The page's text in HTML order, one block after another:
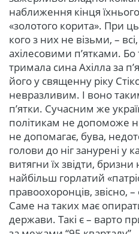
наближення кінця
«золотого корита». При
кого з них не візьми, –
ахілесовими п’ятками.
тримала сина Ахілла за
його у священну ріку
невразливим. І воно
п’ятки. Сучасним же
політикам не допоможе
не допомагає, бува,
голови до ніг занурені у
витягни їх звідти,
найбільш горлатий
правоохоронців, звісно,
Саме на таких має
держави. Такі є – варто